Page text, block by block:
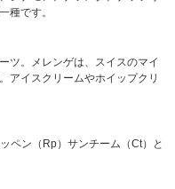
種です。
ツ。メレンゲは、スイスのマイ
アイスクリームやホイップクリ
ペン（Rp）サンチーム（Ct）と